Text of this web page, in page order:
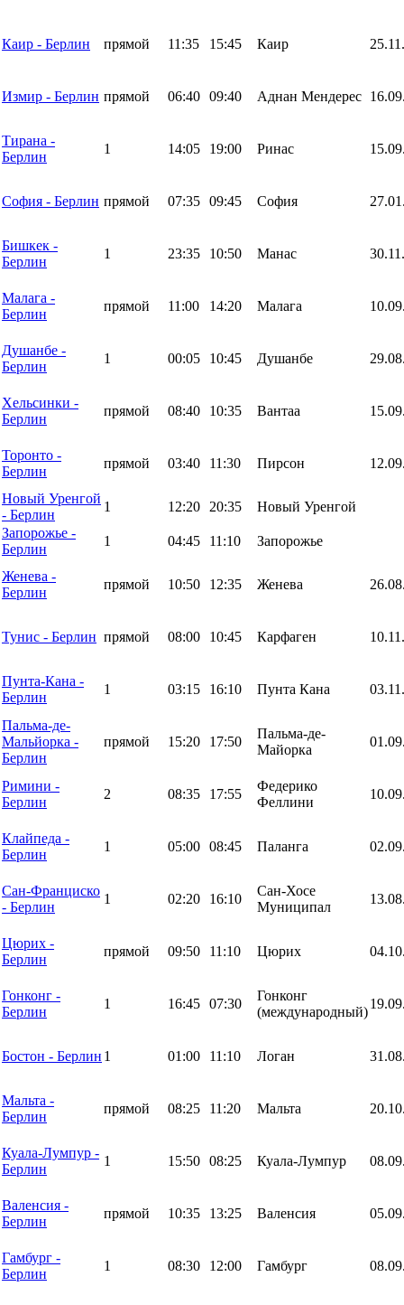
Каир - Берлин прямой 11:35 15:45 Каир
Измир - Берлин прямой 06:40 09:40 Аднан Мендерес
Тирана -
Берлин
1 14:05 19:00 Ринас
София - Берлин прямой 07:35 09:45 София
Бишкек -
Берлин
1 23:35 10:50 Манас
Малага -
Берлин
прямой 11:00 14:20 Малага
Душанбе -
Берлин
1 00:05 10:45 Душанбе
Хельсинки -
Берлин
прямой 08:40 10:35 Вантаа
Торонто -
Берлин
прямой 03:40 11:30 Пирсон
Новый Уренгой
- Берлин
1 12:20 20:35
Новый Уренгой
Запорожье -
Берлин
1 04:45 11:10 Запорожье
Женева -
Берлин
прямой 10:50 12:35 Женева
Тунис - Берлин прямой 08:00 10:45 Карфаген
Пунта-Кана -
Берлин
1 03:15 16:10 Пунта Кана
Пальма-де-
Мальйорка -
Берлин
прямой 15:20 17:50
Пальма-де-
Майорка
Римини -
Берлин
2 08:35 17:55
Федерико
Феллини
Клайпеда -
Берлин
1 05:00 08:45 Паланга
Сан-Франциско
- Берлин
1 02:20 16:10
Сан-Хосе
Муниципал
Цюрих -
Берлин
прямой 09:50 11:10 Цюрих
Гонконг -
Берлин
1 16:45 07:30
Гонконг
(международный)
Бостон - Берлин 1 01:00 11:10 Логан
Мальта -
Берлин
прямой 08:25 11:20 Мальта
Куала-Лумпур -
Берлин
1 15:50 08:25 Куала-Лумпур
Валенсия -
Берлин
прямой 10:35 13:25 Валенсия
Гамбург -
Берлин
1 08:30 12:00 Гамбург